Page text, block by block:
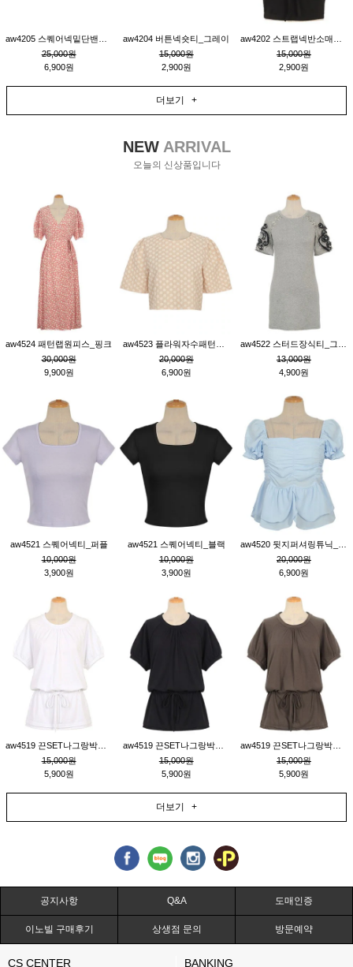
25,000원
6,900원
aw4204 버튼넥숏티_그레이
15,000원
2,900원
15,000원
2,900원
더보기 +
NEWARRIVAL
오늘의 신상품입니다
aw4524 패턴랩원피스_핑크
30,000원
9,900원
20,000원
6,900원
13,000원
4,900원
aw4521 스퀘어넥티_퍼플
10,000원
3,900원
aw4521 스퀘어넥티_블랙
10,000원
3,900원
20,000원
6,900원
15,000원
5,900원
15,000원
5,900원
15,000원
5,900원
더보기 +
공지사항 Q&A 도매인증
이노빌 구매후기 상생점 문의 방문예약
CS CENTER BANKING